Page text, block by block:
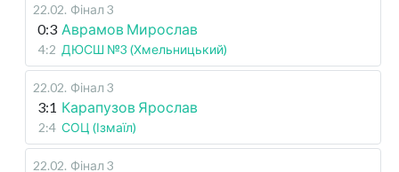
22.02. Фінал 3
0:3 Аврамов Мирослав
4:2 ДЮСШ №3 (Хмельницький)
22.02. Фінал 3
3:1 Карапузов Ярослав
2:4 СОЦ (Ізмаїл)
22.02. Фінал 3